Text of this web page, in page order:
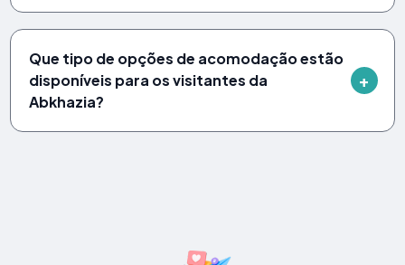
Que tipo de opções de acomodação estão
disponíveis para os visitantes da
Abkhazia?